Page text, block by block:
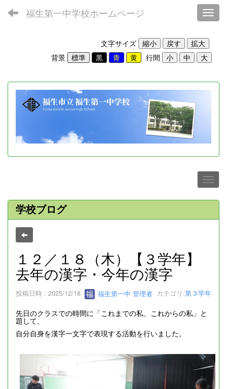
福生第一中学校ホームページ
文字サイズ
背景
行間
学校ブログ
１２／１８（木）【３学年】
去年の漢字・今年の漢字
投稿日時 : 2025/12/18 福生第一中 管理者 カテゴリ:第３学年
先日のクラスでの時間に「これまでの私、これからの私」と
題して、
自分自身を漢字一文字で表現する活動を行いました。